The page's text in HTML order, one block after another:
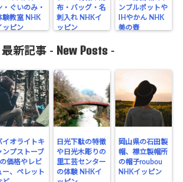
・ぐいのみ・
験教室 NHK
ッピン
布・バッグ・名
刺入れ NHKイ
ッピン
ンブルポットや
IHやかん NHK
美の壺
最新記事 - New Posts -
イオライトキ
ンプストーブ
価格やレビ
ー、ペレット
日光下駄の特徴
や日光木彫りの
里工芸センター
の体験 NHKイ
岡山県の石田製
帽、襟立製帽所
の帽子roubou
NHKイッピン